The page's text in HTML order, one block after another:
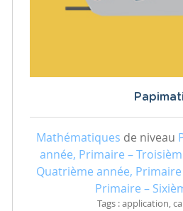
Mathématiques de niveau
année, Primaire –
Quatrième année,
Primaire –
Tags : application,